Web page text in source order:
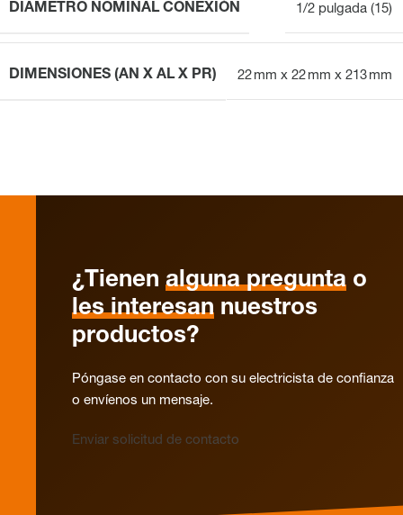
DIÁMETRO NOMINAL CONEXIÓN 1/2 pulgada (15)
DIMENSIONES (AN X AL X PR) 22 mm x 22 mm x 213 mm
¿Tienen alguna pregunta o
les interesan nuestros
productos?
Póngase en contacto con su electricista de confianza
o envíenos un mensaje.
Enviar solicitud de contacto